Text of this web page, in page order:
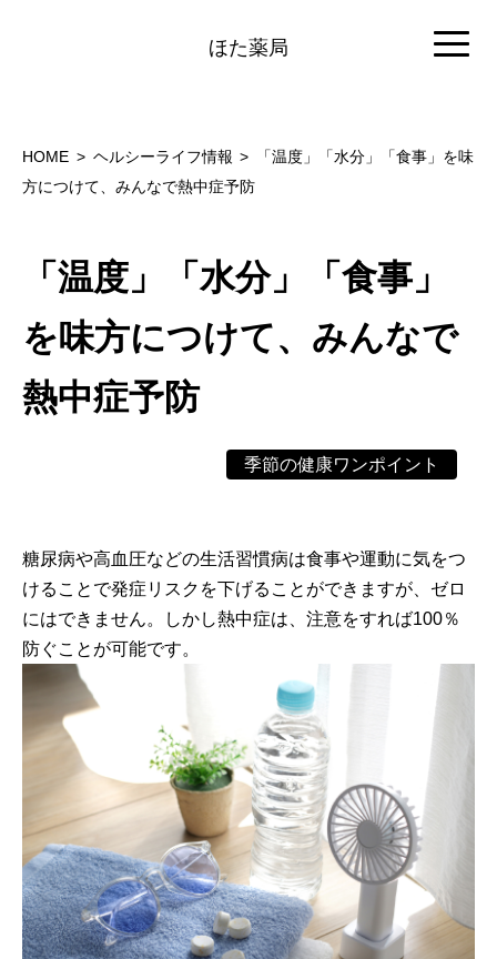
ほた薬局
HOME ヘルシーライフ情報
「温度」「水分」「食事」を味
方につけて、みんなで熱中症予防
「温度」「水分」「食事」
を味方につけて、みんなで
熱中症予防
季節の健康ワンポイント
糖尿病や高血圧などの生活習慣病は食事や運動に気をつ
けることで発症リスクを下げることができますが、ゼロ
にはできません。しかし熱中症は、注意をすれば100％
防ぐことが可能です。